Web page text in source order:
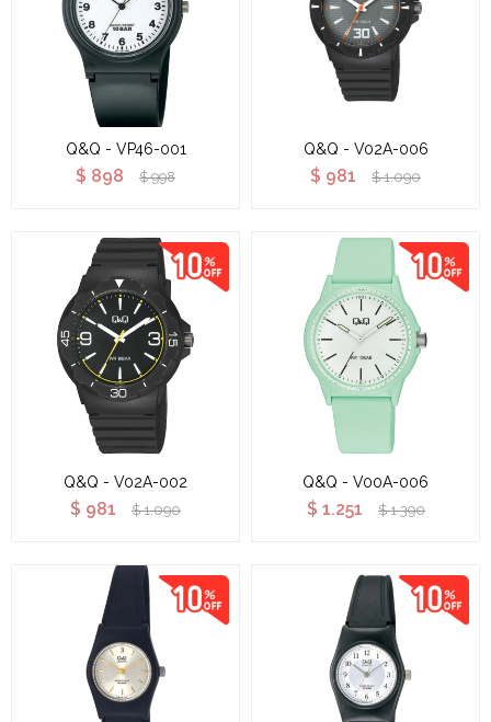
Q&Q - VP46-001
$ 898 $ 998
Q&Q - V02A-006
$ 981 $ 1.090
Q&Q - V02A-002
$ 981 $ 1.090
Q&Q - V00A-006
$ 1.251 $ 1.390